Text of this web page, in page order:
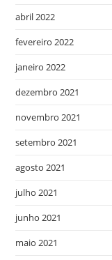
abril 2022
fevereiro 2022
janeiro 2022
dezembro 2021
novembro 2021
setembro 2021
agosto 2021
julho 2021
junho 2021
maio 2021